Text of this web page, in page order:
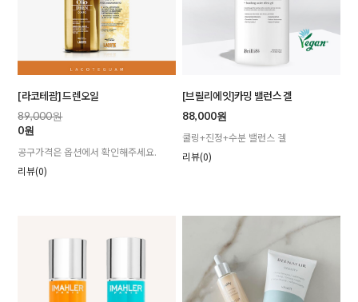
[라코테괌] 드렌오일
89,000원
0원
공구가격은 옵션에서 확인해주세요.
리뷰(0)
[브릴리에잇]카밍 밸런스 겔
88,000원
쿨링+진정+수분 밸런스 겔
리뷰(0)